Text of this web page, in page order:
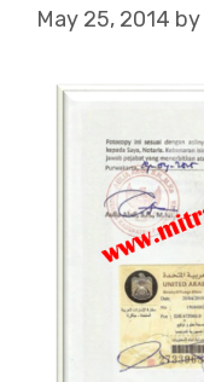
May 25, 2014 by